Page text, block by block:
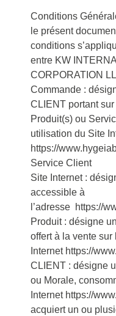
Conditions
le présent
conditions
entre KW
CORPORATION
Commande :
CLIENT portant
Produit(s) ou
utilisation du Site
https://
Service Client
Site Internet :
accessible à
l’adresse https://
Produit : désigne
offert à la vente sur
Internet https://
CLIENT : désigne
ou Morale,
Internet https://
acquiert un ou